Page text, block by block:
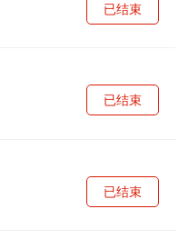
已结束
已结束
已结束